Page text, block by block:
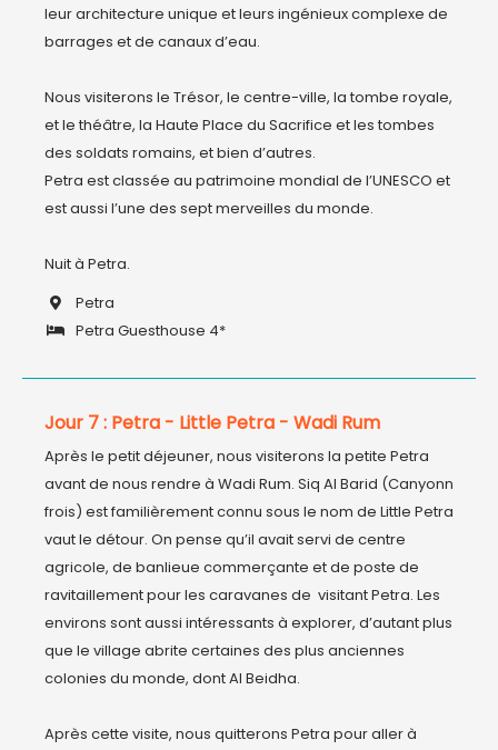
leur architecture unique et leurs ingénieux complexe de
barrages et de canaux d’eau.
Nous visiterons le Trésor, le centre-ville, la tombe royale,
et le théâtre, la Haute Place du Sacrifice et les tombes
des soldats romains, et bien d’autres.
Petra est classée au patrimoine mondial de l’UNESCO et
est aussi l’une des sept merveilles du monde.
Petra
Petra Guesthouse 4*
Jour 7 : Petra - Little Petra - Wadi Rum
Après le petit déjeuner, nous visiterons la petite Petra
avant de nous rendre à Wadi Rum. Siq Al Barid (Canyonn
frois) est familièrement connu sous le nom de Little Petra
vaut le détour. On pense qu’il avait servi de centre
agricole, de banlieue commerçante et de poste de
ravitaillement pour les caravanes de  visitant Petra. Les
environs sont aussi intéressants à explorer, d’autant plus
que le village abrite certaines des plus anciennes
colonies du monde, dont Al Beidha.
Après cette visite, nous quitterons Petra pour aller à